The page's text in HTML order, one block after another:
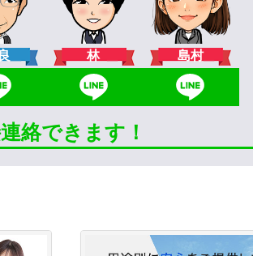
林 島村
絡できます！